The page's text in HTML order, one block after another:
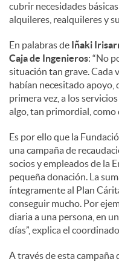
cubrir necesidades
alquileres, realquileres y
En palabras de Iñaki
Caja de Ingenieros: “No
situación tan grave. Cada
habían necesitado apoyo,
primera vez, a los
algo, tan primordial, como
Es por ello que la
una campaña de
socios y empleados de la
pequeña donación. La
íntegramente al Plan
conseguir mucho. Por
diaria a una persona, en
días”, explica el
A través de esta campaña